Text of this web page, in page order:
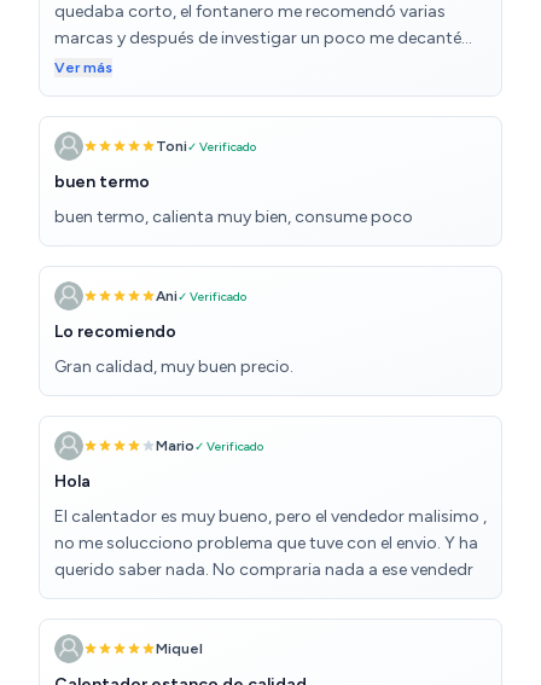
quedaba corto, el fontanero me recomendó varias
marcas y después de investigar un poco me decanté
por esta marca y modelo. Ventajas y desventajas: ✅
Pequeño y compacto ✅Eficaz y potente; agua caliente
en toda la casa y en pocos minutos ✅ Tras 4 meses de
uso, ningún fallo ✅ Lo tengo en el exterior, dentro de un
armario de aluminio y pese al sol y lluvias está y
antes, tras cuatro meses de uso, no he tenido ningún
problema. Lo recomiendo si buscas un calentador
potente y no dispones de mucho espacio
Ver más
Toni✓ Verificado
buen termo
buen termo, calienta muy bien, consume poco
Ani✓ Verificado
Lo recomiendo
Gran calidad, muy buen precio.
Mario✓ Verificado
Hola
El calentador es muy bueno, pero el vendedor malisimo ,
no me solucciono problema que tuve con el envio. Y ha
querido saber nada. No compraria nada a ese vendedr
Miquel